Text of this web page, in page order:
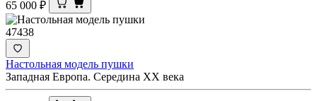
65 000 ₽
47438
Настольная модель пушки
Западная Европа. Середина XX века